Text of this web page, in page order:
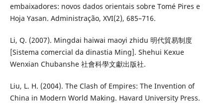
embaixadores: novos dados orientais sobre Tomé Pires e
Hoja Yasan. Administração, XVI(2), 685–716.
Li, Q. (2007). Mingdai haiwai maoyi zhidu 明代貿易制度
[Sistema comercial da dinastia Ming]. Shehui Kexue
Wenxian Chubanshe 社會科學文獻出版社.
Liu, L. H. (2004). The Clash of Empires: The Invention of
China in Modern World Making. Havard University Press.